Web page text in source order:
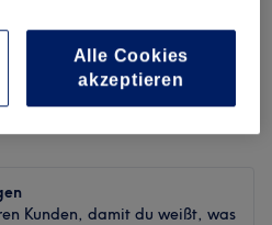
Kunden, damit du weißt, was
Alle Cookies
akzeptieren